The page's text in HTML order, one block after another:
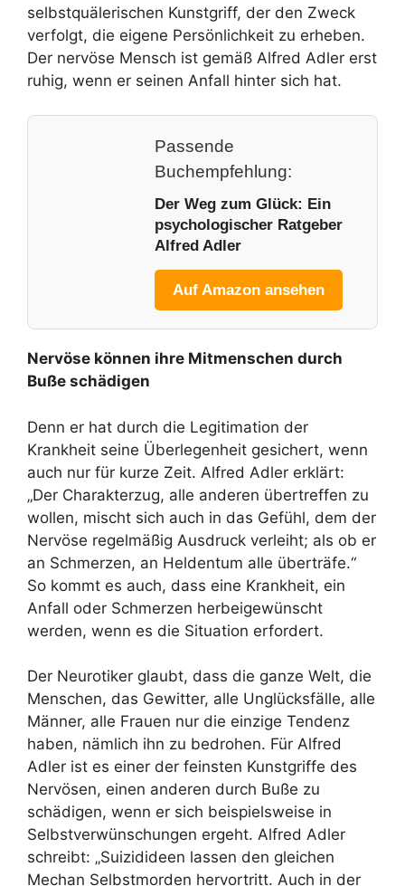
selbstquälerischen Kunstgriff, der den Zweck
verfolgt, die eigene Persönlichkeit zu erheben.
Der nervöse Mensch ist gemäß Alfred Adler erst
ruhig, wenn er seinen Anfall hinter sich hat.
Passende
Buchempfehlung:
Der Weg zum Glück: Ein
psychologischer Ratgeber
Alfred Adler
Auf Amazon ansehen
Nervöse können ihre Mitmenschen durch
Buße schädigen
Denn er hat durch die Legitimation der
Krankheit seine Überlegenheit gesichert, wenn
auch nur für kurze Zeit. Alfred Adler erklärt:
„Der Charakterzug, alle anderen übertreffen zu
wollen, mischt sich auch in das Gefühl, dem der
Nervöse regelmäßig Ausdruck verleiht; als ob er
an Schmerzen, an Heldentum alle überträfe.“
So kommt es auch, dass eine Krankheit, ein
Anfall oder Schmerzen herbeigewünscht
werden, wenn es die Situation erfordert.
Der Neurotiker glaubt, dass die ganze Welt, die
Menschen, das Gewitter, alle Unglücksfälle, alle
Männer, alle Frauen nur die einzige Tendenz
haben, nämlich ihn zu bedrohen. Für Alfred
Adler ist es einer der feinsten Kunstgriffe des
Nervösen, einen anderen durch Buße zu
schädigen, wenn er sich beispielsweise in
Selbstverwünschungen ergeht. Alfred Adler
schreibt: „Suizidideen lassen den gleichen
Mechan Selbstmorden hervortritt. Auch in der